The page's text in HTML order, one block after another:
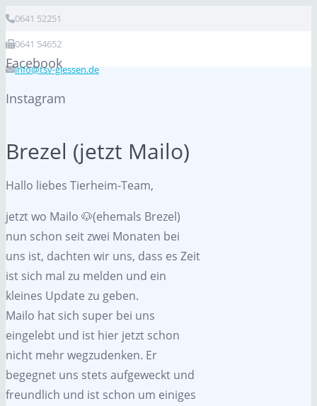
0641 52251
0641 54652
info@tsv-giessen.de
Facebook
Instagram
Brezel (jetzt Mailo)
Hallo liebes Tierheim-Team,
jetzt wo Mailo 🐶(ehemals Brezel)
nun schon seit zwei Monaten bei
uns ist, dachten wir uns, dass es Zeit
ist sich mal zu melden und ein
kleines Update zu geben.
Mailo hat sich super bei uns
eingelebt und ist hier jetzt schon
nicht mehr wegzudenken. Er
begegnet uns stets aufgeweckt und
freundlich und ist schon um einiges